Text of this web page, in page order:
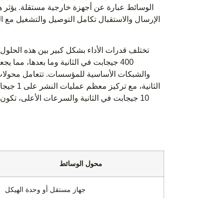
الوسائط عبارة عن أجهزة خارجية مستقلة. يؤثر
الإرسال والاستقبال تكامل التوصيل والتشغيل
400 جيجابت في الثانية وما بعدها، مما
10 جيجابت في الثانية والسرعات الأعلى،
محول الوسائط
جهاز مستقل أو وحدة الهيكل